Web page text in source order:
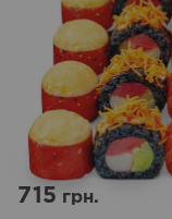
715грн.